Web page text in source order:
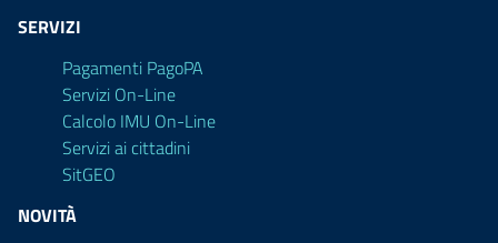
SERVIZI
Pagamenti PagoPA
Servizi On-Line
Calcolo IMU On-Line
Servizi ai cittadini
SitGEO
NOVITÀ